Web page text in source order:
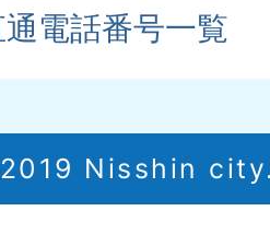
電話番号一覧
Nisshin